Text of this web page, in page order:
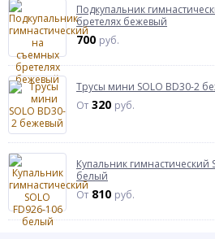
Подкупальник
бретелях бежевый
700 руб.
Трусы мини SOLO BD30-2
От 320 руб.
Купальник гимнастический
белый
От 810 руб.